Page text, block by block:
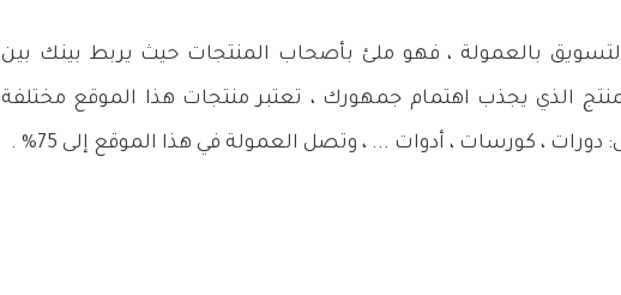
التسويق بالعمولة ، فهو ملئ بأصحاب المنتجات حيث يربط بينك بين
الذي يجذب اهتمام جمهورك ، تعتبر منتجات هذا الموقع مختلفة
دورات ، كورسات ، أدوات ... ، وتصل العمولة في هذا الموقع إلى 75% .